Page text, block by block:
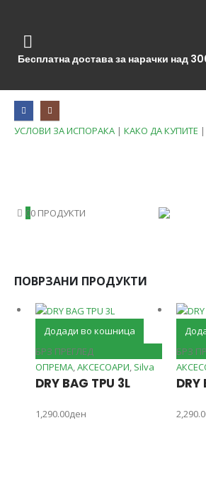
Бесплатна достава за нарачки над
УСЛОВИ ЗА ИСПОРАКА | КАКО ДА КУПИТЕ |
00 ПРОДУКТИ
ПОВРЗАНИ ПРОДУКТИ
Додади во кошница
БРЗ ПРЕГЛЕД
ОПРЕМА,АКСЕСОАРИ, Silva
DRY BAG TPU 3L
1,290.00ден
БРЗ
DRY